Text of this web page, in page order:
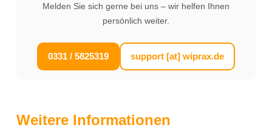
Melden Sie sich gerne bei uns – wir helfen Ihnen
persönlich weiter.
0331 / 5825319 support [at] wiprax.de
Weitere Informationen